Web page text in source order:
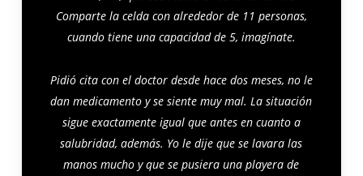
Comparte la celda con alrededor de 11 personas,
cuando tiene una capacidad de 5, imagínate.
Pidió cita con el doctor desde hace dos meses, no le
dan medicamento y se siente muy mal. La situación
sigue exactamente igual que antes en cuanto a
salubridad, además. Yo le dije que se lavara las
manos mucho y que se pusiera una playera de